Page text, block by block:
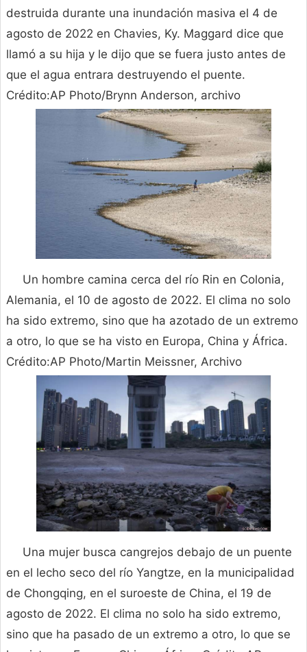
destruida durante una inundación masiva el 4 de
agosto de 2022 en Chavies, Ky. Maggard dice que
llamó a su hija y le dijo que se fuera justo antes de
que el agua entrara destruyendo el puente.
Crédito:AP Photo/Brynn Anderson, archivo
Un hombre camina cerca del río Rin en Colonia,
Alemania, el 10 de agosto de 2022. El clima no solo
ha sido extremo, sino que ha azotado de un extremo
a otro, lo que se ha visto en Europa, China y África.
Crédito:AP Photo/Martin Meissner, Archivo
Una mujer busca cangrejos debajo de un puente
en el lecho seco del río Yangtze, en la municipalidad
de Chongqing, en el suroeste de China, el 19 de
agosto de 2022. El clima no solo ha sido extremo,
sino que ha pasado de un extremo a otro, lo que se